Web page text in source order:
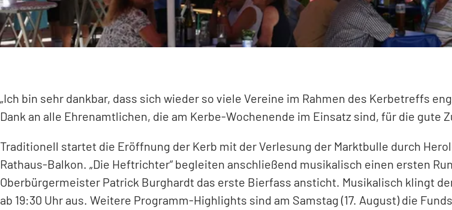
„Ich bin sehr dankbar, dass sich wieder so viele Vereine im Rahmen des Kerbetreffs
Dank an alle Ehrenamtlichen, die am Kerbe-Wochenende im Einsatz sind, für die
Traditionell startet die Eröffnung der Kerb mit der Verlesung der Marktbulle durch
Rathaus-Balkon. „Die Heftrichter“ begleiten anschließend musikalisch einen ersten
Oberbürgermeister Patrick Burghardt das erste Bierfass ansticht. Musikalisch klingt
ab 19:30 Uhr aus. Weitere Programm-Highlights sind am Samstag (17. August) die